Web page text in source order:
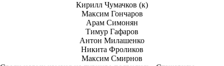
Кирилл Чумачков (к)
Максим Гончаров
Арам Симонян
Тимур Гафаров
Антон Милашенко
Никита Фроликов
Максим Смирнов